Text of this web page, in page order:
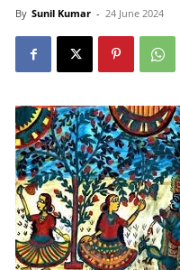
By Sunil Kumar - 24 June 2024